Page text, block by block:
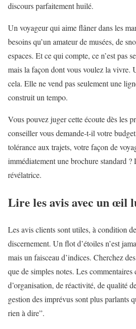
discours parfaitement huilé.
Un voyageur qui aime flâner dans les
besoins qu’un amateur de musées, de
espaces. Et ce qui compte, ce n’est pas
mais la façon dont vous voulez la vivre.
cela. Elle ne vend pas seulement une
construit un tempo.
Vous pouvez juger cette écoute dès les
conseiller vous demande-t-il votre
tolérance aux trajets, votre façon de
immédiatement une brochure standard
révélatrice.
Lire les avis avec un œil
Les avis clients sont utiles, à condition
discernement. Un flot d’étoiles n’est
mais un faisceau d’indices. Cherchez
que de simples notes. Les commentaires
d’organisation, de réactivité, de qualité
gestion des imprévus sont plus parlants
rien à dire”.